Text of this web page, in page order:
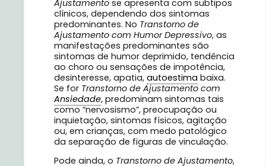
Ajustamento se apresenta com subtipos
clínicos, dependendo dos sintomas
predominantes. No Transtorno de
Ajustamento com Humor Depressivo, as
manifestações predominantes são
sintomas de humor deprimido, tendência
ao choro ou sensações de impotência,
desinteresse, apatia, autoestima baixa.
Se for Transtorno de Ajustamento com
Ansiedade, predominam sintomas tais
como “nervosismo”, preocupação ou
inquietação, sintomas físicos, agitação
ou, em crianças, com medo patológico
da separação de figuras de vinculação.
Pode ainda, o Transtorno de Ajustamento,